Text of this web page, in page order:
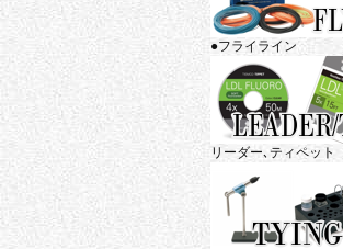
●フライライン
リーダー､ティペット